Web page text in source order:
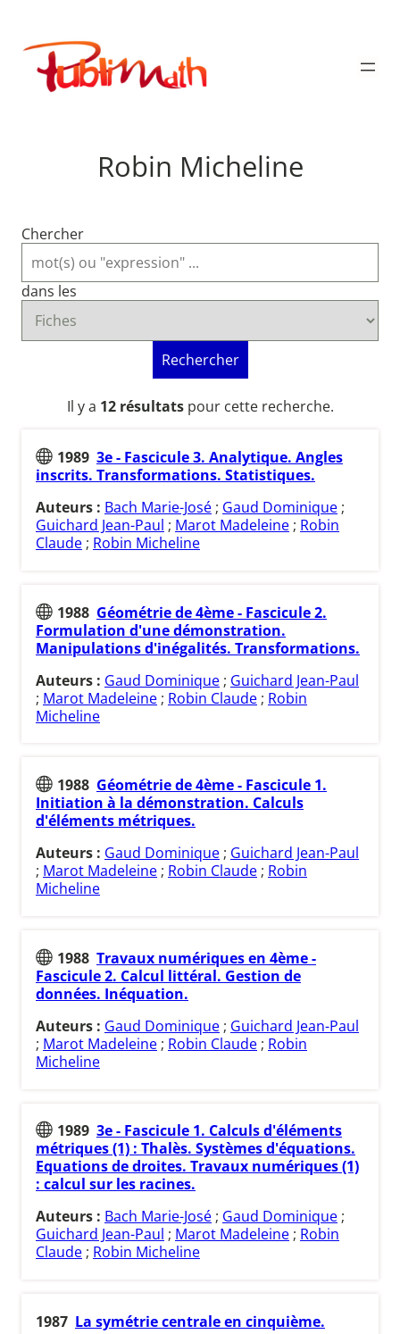
contenu
Publimath
Robin Micheline
Chercher
dans les
Rechercher
Il y a 12 résultatspour cette recherche.
1989 3e - Fascicule 3. Analytique. Angles
inscrits. Transformations. Statistiques.
Auteurs : Bach Marie-José ; Gaud Dominique ;
Guichard Jean-Paul ; Marot Madeleine ; Robin
Claude ; Robin Micheline
1988 Géométrie de 4ème - Fascicule 2.
Formulation d'une démonstration.
Manipulations d'inégalités. Transformations.
Auteurs : Gaud Dominique ; Guichard Jean-Paul
; Marot Madeleine ; Robin Claude ; Robin
Micheline
1988 Géométrie de 4ème - Fascicule 1.
Initiation à la démonstration. Calculs
d'éléments métriques.
Auteurs : Gaud Dominique ; Guichard Jean-Paul
; Marot Madeleine ; Robin Claude ; Robin
Micheline
1988 Travaux numériques en 4ème -
Fascicule 2. Calcul littéral. Gestion de
données. Inéquation.
Auteurs : Gaud Dominique ; Guichard Jean-Paul
; Marot Madeleine ; Robin Claude ; Robin
Micheline
1989 3e - Fascicule 1. Calculs d'éléments
métriques (1) : Thalès. Systèmes d'équations.
Equations de droites. Travaux numériques (1)
: calcul sur les racines.
Auteurs : Bach Marie-José; Gaud Dominique;
Guichard Jean-Paul ; Marot Madeleine; Robin
Claude; Robin Micheline
1987 La symétrie centrale en cinquième.